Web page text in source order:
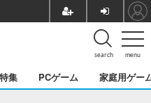
menu
search
特集 PCゲーム 家庭用ゲー